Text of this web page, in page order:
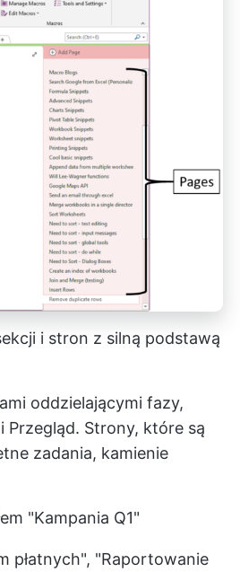
i stron z silną podstawą
oddzielającymi fazy,
Przegląd. Strony, które są
zadania, kamienie
"Kampania Q1"
płatnych", "Raportowanie